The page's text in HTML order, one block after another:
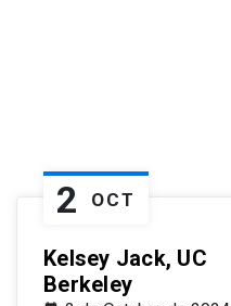
2 OCT
Kelsey Jack, UC
Berkeley